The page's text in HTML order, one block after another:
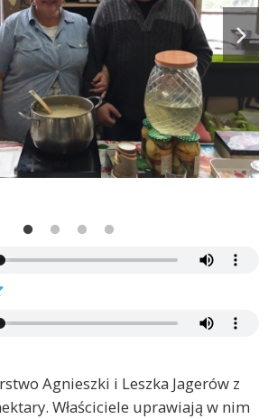
Agnieszki i Leszka Jagerów z
Właściciele uprawiają w nim